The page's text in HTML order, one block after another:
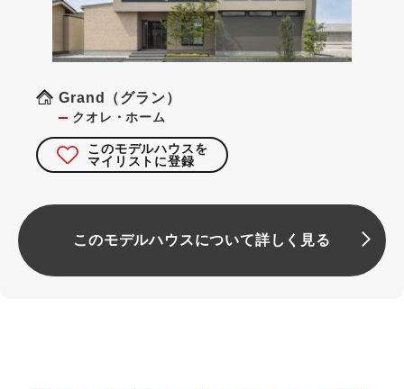
Grand（グラン）
クオレ・ホーム
このモデルハウスを
マイリストに登録
このモデルハウスについて詳しく見る